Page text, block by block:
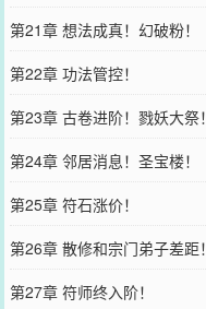
第21章 想法成真！幻破粉！
第22章 功法管控！
第23章 古卷进阶！戮妖大祭！
第24章 邻居消息！圣宝楼！
第25章 符石涨价！
第26章 散修和宗门弟子差距！
第27章 符师终入阶！